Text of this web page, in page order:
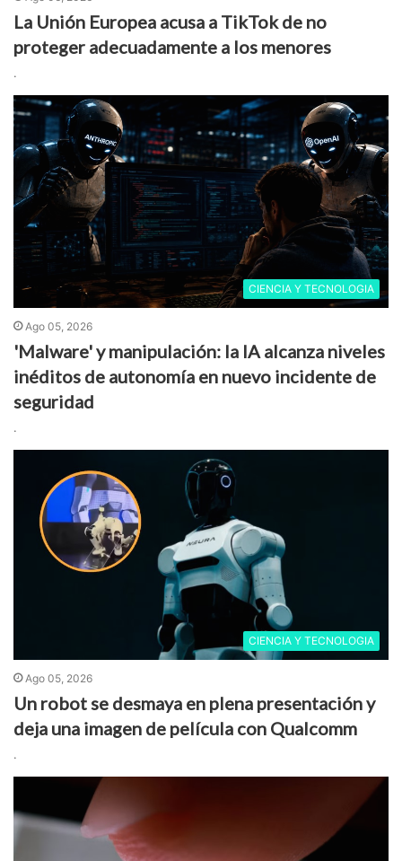
La Unión Europea acusa a TikTok de no
proteger adecuadamente a los menores
.
CIENCIA Y TECNOLOGIA
Ago 05, 2026
'Malware' y manipulación: la IA alcanza niveles
inéditos de autonomía en nuevo incidente de
seguridad
.
CIENCIA Y TECNOLOGIA
Ago 05, 2026
Un robot se desmaya en plena presentación y
deja una imagen de película con Qualcomm
.